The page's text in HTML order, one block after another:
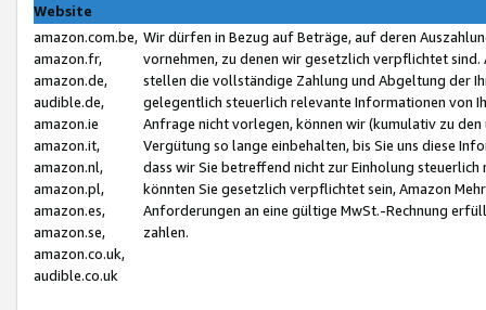
Website
amazon.com.be,
amazon.fr,
amazon.de,
audible.de,
amazon.ie
amazon.it,
amazon.nl,
amazon.pl,
amazon.es,
amazon.se,
amazon.co.uk,
audible.co.uk
Wir dürfen in Bezug auf Beträge, auf deren
vornehmen, zu denen wir gesetzlich verpflichtet
stellen die vollständige Zahlung und Abgeltung der
gelegentlich steuerlich relevante Informationen von
Anfrage nicht vorlegen, können wir (kumulativ zu
Vergütung so lange einbehalten, bis Sie uns diese
dass wir Sie betreffend nicht zur Einholung
könnten Sie gesetzlich verpflichtet sein, Amazon
Anforderungen an eine gültige MwSt.-Rechnung
zahlen.